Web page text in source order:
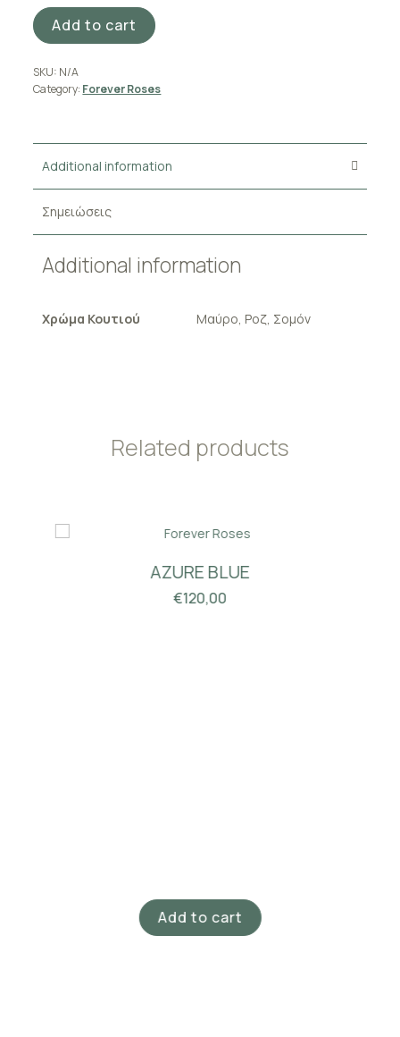
ROSES
PETIT
BOX
Add to cart
SKU: N/A
Category: Forever Roses
Additional information
Σημειώσεις
Additional information
Χρώμα Κουτιού Μαύρο, Ροζ, Σομόν
Related products
€50,00
Add to cart